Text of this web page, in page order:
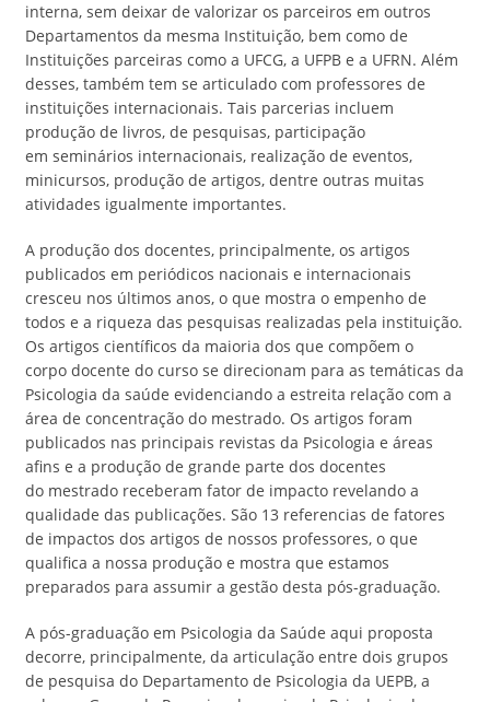
interna, sem deixar de valorizar os parceiros em outros
Departamentos da mesma Instituição, bem como de
Instituições parceiras como a UFCG, a UFPB e a UFRN. Além
desses, também tem se articulado com professores de
instituições internacionais. Tais parcerias incluem
produção de livros, de pesquisas, participação
em seminários internacionais, realização de eventos,
minicursos, produção de artigos, dentre outras muitas
atividades igualmente importantes.
A produção dos docentes, principalmente, os artigos
publicados em periódicos nacionais e internacionais
cresceu nos últimos anos, o que mostra o empenho de
todos e a riqueza das pesquisas realizadas pela instituição.
Os artigos científicos da maioria dos que compõem o
corpo docente do curso se direcionam para as temáticas da
Psicologia da saúde evidenciando a estreita relação com a
área de concentração do mestrado. Os artigos foram
publicados nas principais revistas da Psicologia e áreas
afins e a produção de grande parte dos docentes
do mestrado receberam fator de impacto revelando a
qualidade das publicações. São 13 referencias de fatores
de impactos dos artigos de nossos professores, o que
qualifica a nossa produção e mostra que estamos
preparados para assumir a gestão desta pós-graduação.
A pós-graduação em Psicologia da Saúde aqui proposta
decorre, principalmente, da articulação entre dois grupos
de pesquisa do Departamento de Psicologia da UEPB, a